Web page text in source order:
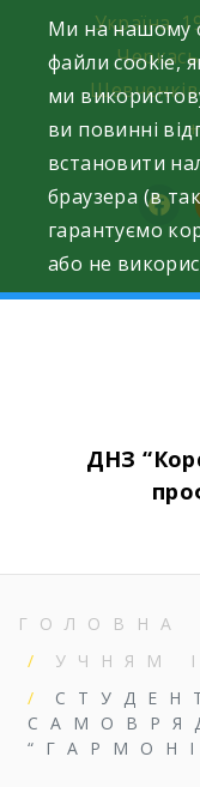
content
Україна,
ДНЗ
ГОЛОВНА
УЧНЯМ
Ми на нашому
файли cookie,
ми
ви повинні
встановити
браузера (в
гарантуємо
або не